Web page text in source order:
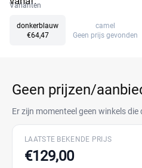
Varianten
donkerblauw
€64,47
camel
Geen prijs gevonden
Geen prijzen/
Er zijn momenteel geen winkels
LAATSTE BEKENDE PRIJS
€129,00